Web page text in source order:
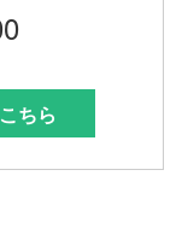
ちら